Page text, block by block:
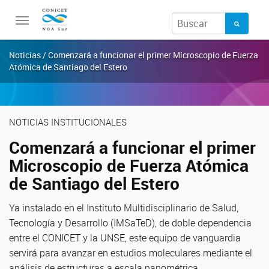
Toggle
navigation
Noticias / Comenzará a funcionar el primer Microscopio de Fuerza
Atómica de Santiago del Estero
NOTICIAS INSTITUCIONALES
Comenzará a funcionar el primer
Microscopio de Fuerza Atómica
de Santiago del Estero
Ya instalado en el Instituto Multidisciplinario de Salud,
Tecnología y Desarrollo (IMSaTeD), de doble dependencia
entre el CONICET y la UNSE, este equipo de vanguardia
servirá para avanzar en estudios moleculares mediante el